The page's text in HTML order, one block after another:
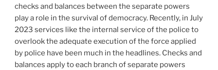
checks and balances between the separate powers
play a role in the survival of democracy. Recently, in July
2023 services like the internal service of the police to
overlook the adequate execution of the force applied
by police have been much in the headlines. Checks and
balances apply to each branch of separate powers